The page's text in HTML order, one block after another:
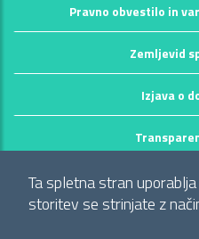
Ta spletna stran
storitev se strinjate z
Pravno obvestilo in
Zemljevid
Izjava o
©2026 GECT
Realizzato da